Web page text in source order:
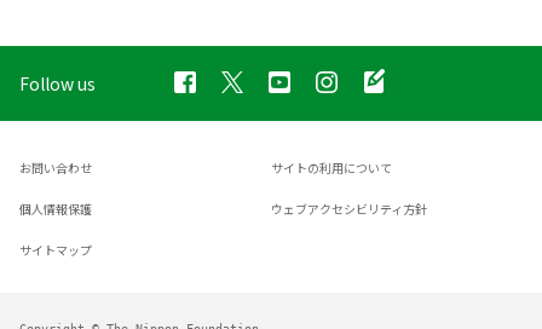
Follow us
お問い合わせ サイトの利用について
個人情報保護 ウェブアクセシビリティ方針
サイトマップ